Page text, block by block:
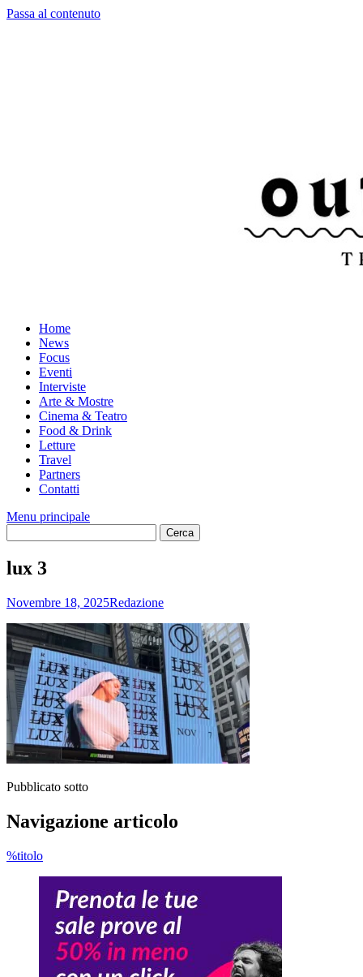
Passa al contenuto
Home
News
Focus
Eventi
Interviste
Arte & Mostre
Cinema & Teatro
Food & Drink
Letture
Travel
Partners
Contatti
Menu principale
lux 3
Novembre 18, 2025Redazione
Pubblicato sotto
Navigazione articolo
%titolo